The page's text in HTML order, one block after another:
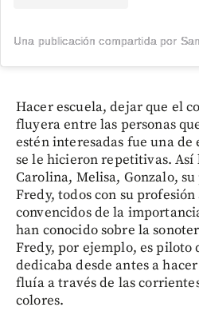
Hacer escuela, dejar que el
fluyera entre las personas
estén interesadas fue una de
se le hicieron repetitivas.
Carolina, Melisa, Gonzalo,
Fredy, todos con su
convencidos de la
han conocido sobre la
Fredy, por ejemplo, es piloto
dedicaba desde antes a
fluía a través de las
colores.